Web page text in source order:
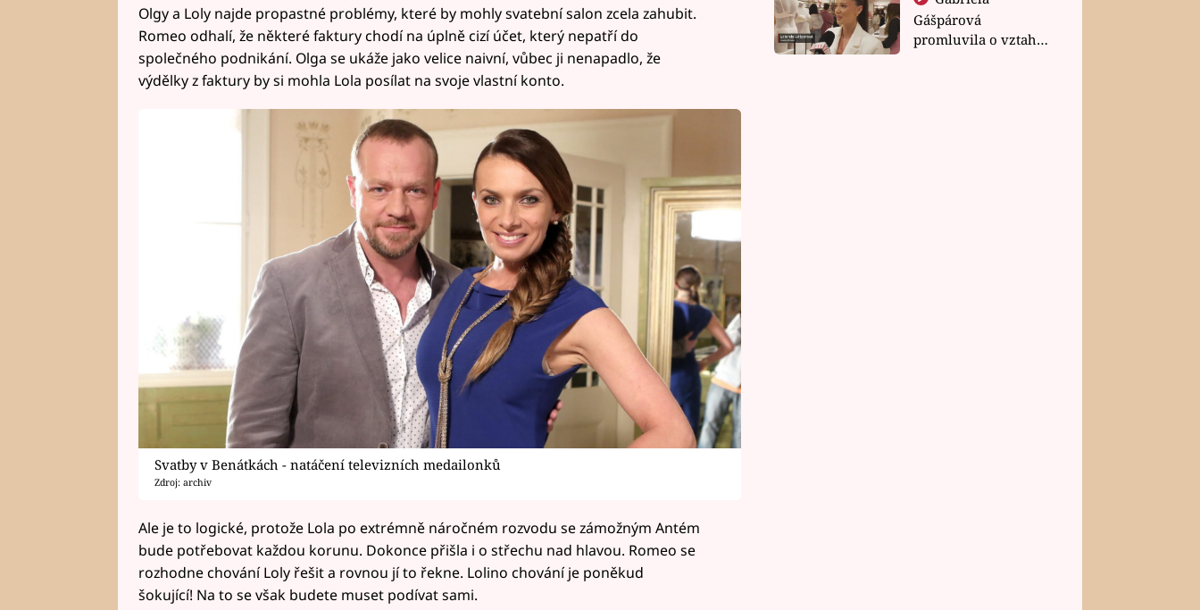
Olgy a Loly najde propastné problémy, které by mohly svatební salon zcela zahubit.
Romeo odhalí, že některé faktury chodí na úplně cizí účet, který nepatří do
společného podnikání. Olga se ukáže jako velice naivní, vůbec ji nenapadlo, že
výdělky z faktury by si mohla Lola posílat na svoje vlastní konto.
Svatby v Benátkách - natáčení televizních medailonků
Zdroj: archiv
Ale je to logické, protože Lola po extrémně náročném rozvodu se zámožným Antém
bude potřebovat každou korunu. Dokonce přišla i o střechu nad hlavou. Romeo se
rozhodne chování Loly řešit a rovnou jí to řekne. Lolino chování je poněkud
šokující! Na to se však budete muset podívat sami.
Gášpárová
promluvila o vztahu